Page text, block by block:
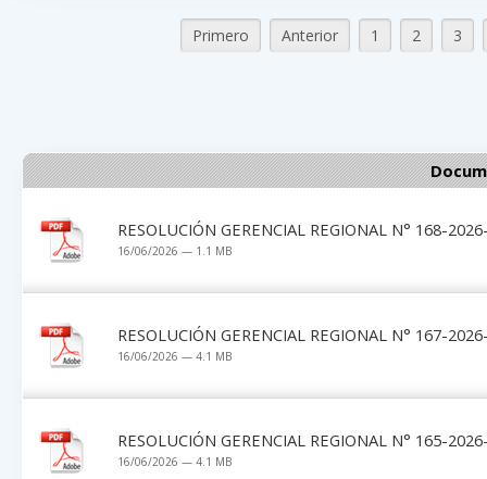
Primero Anterior 1 2 3
RESOLUCIÓN GERENCIAL REGIONAL N° 168-
16/06/2026 — 1.1 MB
RESOLUCIÓN GERENCIAL REGIONAL N° 167-
16/06/2026 — 4.1 MB
RESOLUCIÓN GERENCIAL REGIONAL N° 165-
16/06/2026 — 4.1 MB